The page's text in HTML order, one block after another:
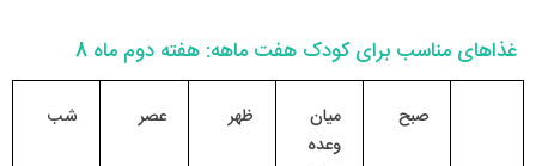
غذاهای مناسب برای کودک هفت ماهه: هفته دوم ماه 8
صبح
میان
وعده
ظهر عصر شب